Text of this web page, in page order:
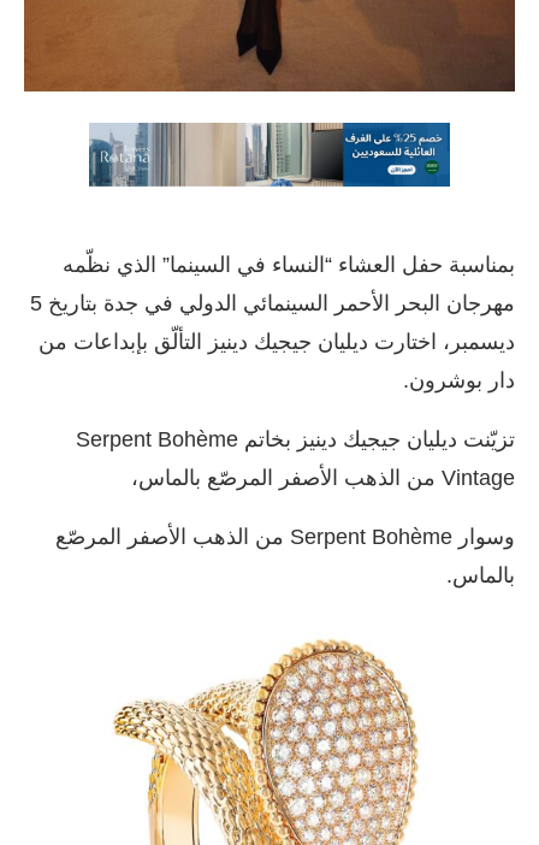
بمناسبة حفل العشاء “النساء في السينما” الذي نظّمه
مهرجان البحر الأحمر السينمائي الدولي في جدة بتاريخ 5
ديسمبر، اختارت ديليان جيجيك دينيز التألّق بإبداعات من
دار بوشرون.
تزيّنت ديليان جيجيك دينيز بخاتم Serpent Bohème
Vintage من الذهب الأصفر المرصّع بالماس،
وسوار Serpent Bohème من الذهب الأصفر المرصّع
بالماس.